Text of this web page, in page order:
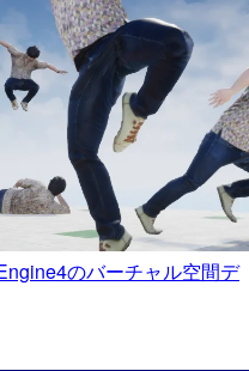
のバーチャル空間デ